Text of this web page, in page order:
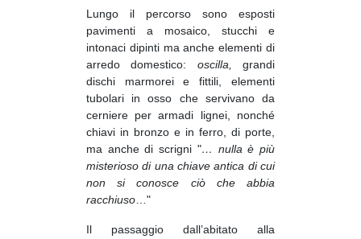
Lungo il percorso sono esposti
pavimenti a mosaico, stucchi e
intonaci dipinti ma anche elementi di
arredo domestico: oscilla, grandi
dischi marmorei e fittili, elementi
tubolari in osso che servivano da
cerniere per armadi lignei, nonché
chiavi in bronzo e in ferro, di porte,
ma anche di scrigni "… nulla è più
misterioso di una chiave antica di cui
non si conosce ciò che abbia
racchiuso…"
Il passaggio dall’abitato alla